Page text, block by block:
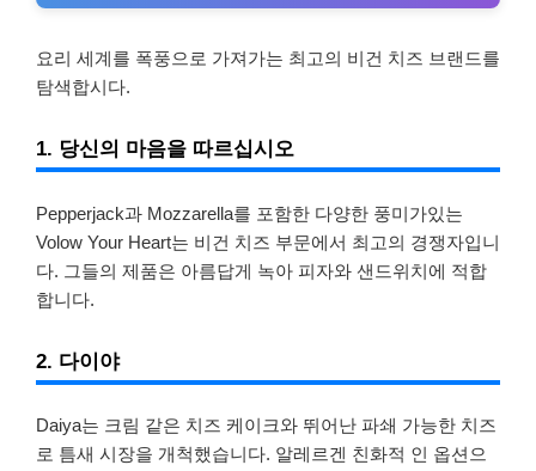
요리 세계를 폭풍으로 가져가는 최고의 비건 치즈 브랜드를
탐색합시다.
1. 당신의 마음을 따르십시오
Pepperjack과 Mozzarella를 포함한 다양한 풍미가있는
Volow Your Heart는 비건 치즈 부문에서 최고의 경쟁자입니
다. 그들의 제품은 아름답게 녹아 피자와 샌드위치에 적합
합니다.
2. 다이야
Daiya는 크림 같은 치즈 케이크와 뛰어난 파쇄 가능한 치즈
로 틈새 시장을 개척했습니다. 알레르겐 친화적 인 옵션으